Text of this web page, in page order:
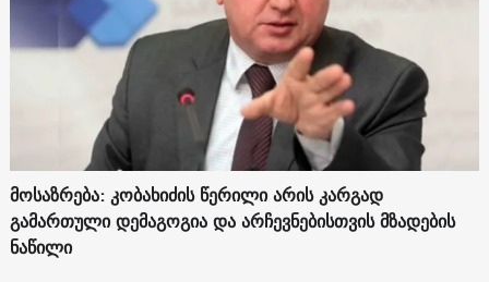
მოსაზრება: კობახიძის წერილი არის კარგად
გამართული დემაგოგია და არჩევნებისთვის მზადების
ნაწილი